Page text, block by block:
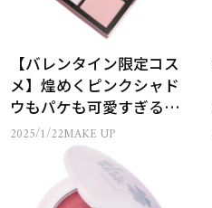
【バレンタイン限定コス
メ】煌めくピンクシャド
ウもパケも可愛すぎる…
2025/1/22MAKE UP